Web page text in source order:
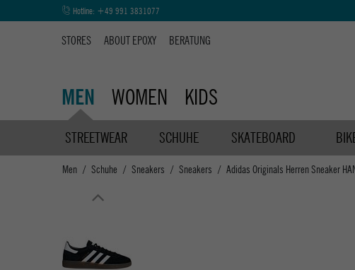
Hotline: +49 991 3831077
STORES ABOUT EPOXY BERATUNG
MEN WOMEN KIDS
STREETWEAR SCHUHE SKATEBOARD
Men Schuhe Sneakers Sneakers Adidas Originals Herren Sneaker